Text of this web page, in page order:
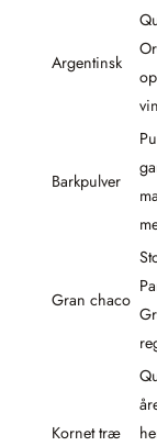
Argentinsk
Barkpulver
Gran chaco
Kornet træ